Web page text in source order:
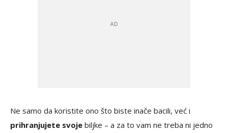
Ne samo da koristite ono što biste inače bacili, već i
prihranjujete svoje biljke – a za to vam ne treba ni jedno